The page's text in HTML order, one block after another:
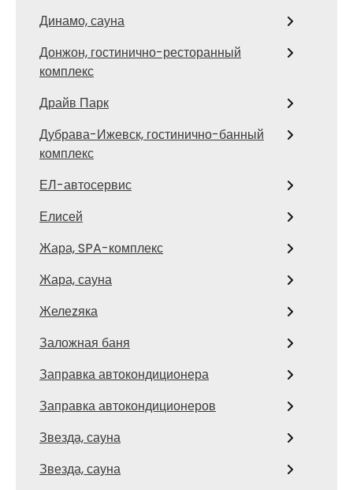
Динамо, сауна
Донжон, гостинично-ресторанный
комплекс
Драйв Парк
Дубрава-Ижевск, гостинично-банный
комплекс
ЕЛ-автосервис
Елисей
Жара, SPA-комплекс
Жара, сауна
Желеzяка
Заложная баня
Заправка автокондиционера
Заправка автокондиционеров
Звезда, сауна
Звезда, сауна